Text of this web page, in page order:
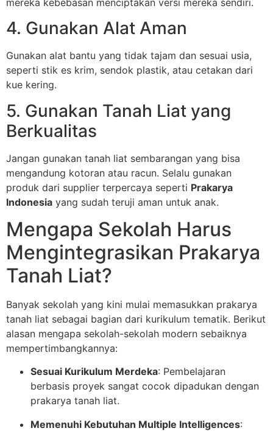
4. Gunakan Alat Aman
Gunakan alat bantu yang tidak tajam dan sesuai usia,
seperti stik es krim, sendok plastik, atau cetakan dari
kue kering.
5. Gunakan Tanah Liat yang
Berkualitas
Jangan gunakan tanah liat sembarangan yang bisa
mengandung kotoran atau racun. Selalu gunakan
produk dari supplier terpercaya seperti Prakarya
Indonesia yang sudah teruji aman untuk anak.
Mengapa Sekolah Harus
Mengintegrasikan Prakarya
Tanah Liat?
Banyak sekolah yang kini mulai memasukkan prakarya
tanah liat sebagai bagian dari kurikulum tematik. Berikut
alasan mengapa sekolah-sekolah modern sebaiknya
mempertimbangkannya:
Sesuai Kurikulum Merdeka: Pembelajaran
berbasis proyek sangat cocok dipadukan dengan
prakarya tanah liat.
Memenuhi Kebutuhan Multiple Intelligences: